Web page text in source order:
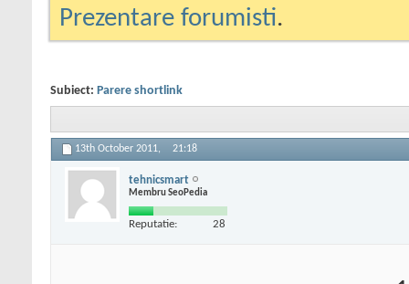
Prezentare forumisti.
Subiect: Parere shortlink
13th October 2011, 21:18
tehnicsmart
Membru SeoPedia
Reputatie: 28